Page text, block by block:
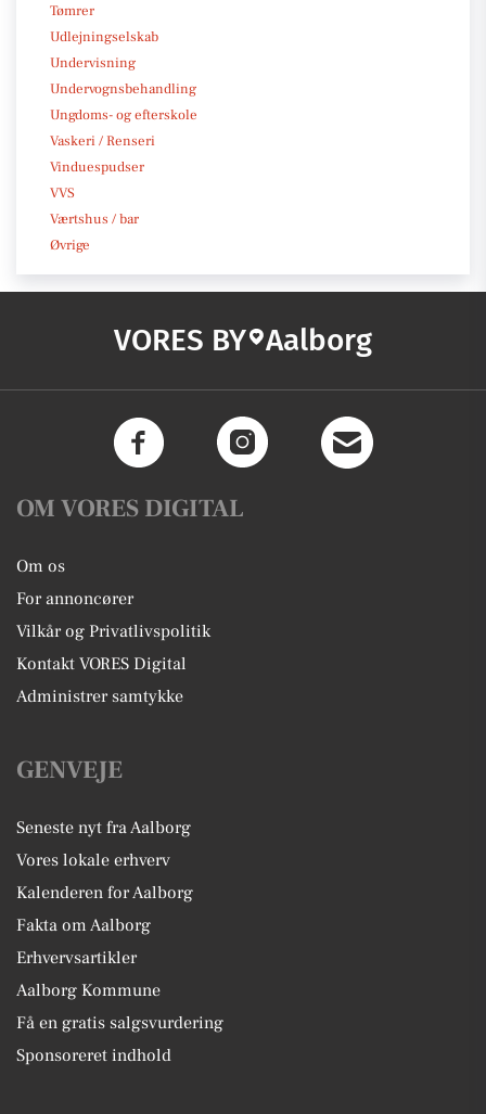
Tømrer
Udlejningselskab
Undervisning
Undervognsbehandling
Ungdoms- og efterskole
Vaskeri / Renseri
Vinduespudser
VVS
Værtshus / bar
Øvrige
VORES BY Aalborg
OM VORES DIGITAL
Om os
For annoncører
Vilkår og Privatlivspolitik
Kontakt VORES Digital
Administrer samtykke
GENVEJE
Seneste nyt fra Aalborg
Vores lokale erhverv
Kalenderen for Aalborg
Fakta om Aalborg
Erhvervsartikler
Aalborg Kommune
Få en gratis salgsvurdering
Sponsoreret indhold